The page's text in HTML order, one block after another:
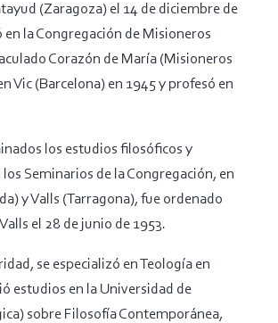
(Zaragoza) el 14 de diciembre de
en la Congregación de Misioneros
Corazón de María (Misioneros
Vic (Barcelona) en 1945 y profesó en
los estudios filosóficos y
Seminarios de la Congregación, en
y Valls (Tarragona), fue ordenado
el 28 de junio de 1953.
se especializó en Teología en
estudios en la Universidad de
sobre Filosofía Contemporánea,